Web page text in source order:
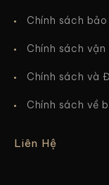
Chính sách
Chính sách vận
Chính sách và
Chính sách về
Liên Hệ